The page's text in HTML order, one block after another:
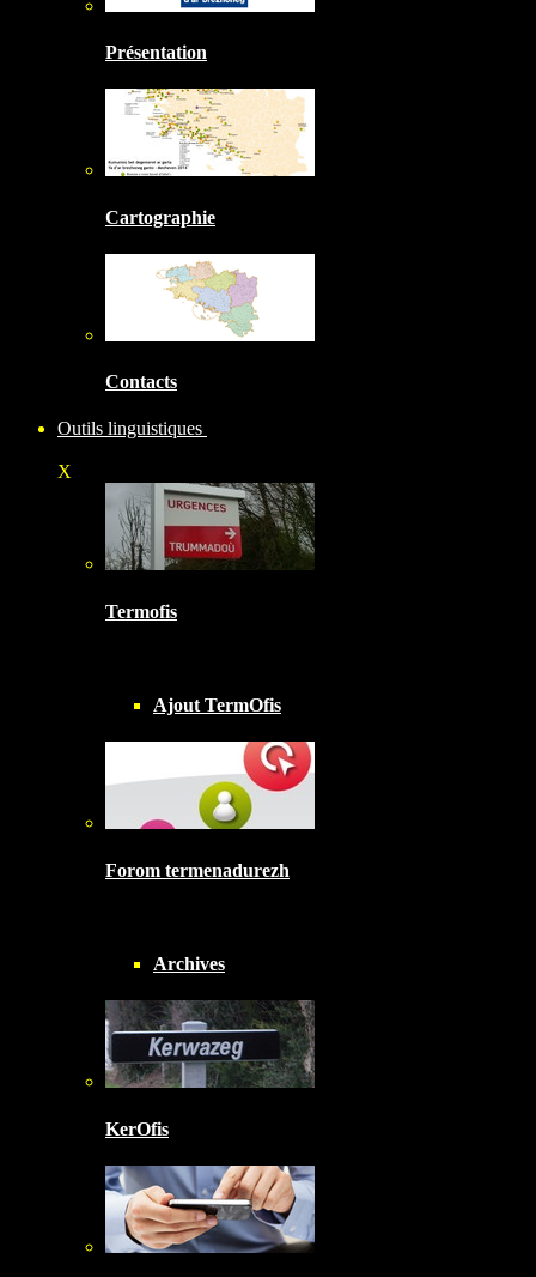
Présentation
Cartographie
Contacts
Outils linguistiques
X
Termofis
Ajout TermOfis
Forom termenadurezh
Archives
KerOfis